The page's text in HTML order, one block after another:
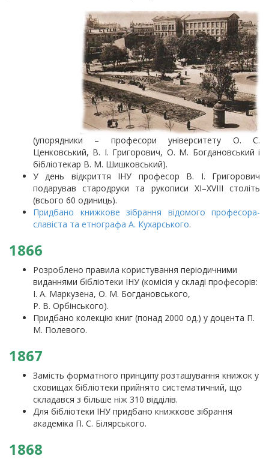
(упорядники – професори університету О. С.
Ценковський, В. І. Григорович, О. М. Богдановський і
бібліотекар В. М. Шишковський).
У день відкриття ІНУ професор В. І. Григорович
подарував стародруки та рукописи XI–XVIII століть
(всього 60 одиниць).
Придбано книжкове зібрання відомого професора-
славіста та етнографа А. Кухарського.
1866
Розроблено правила користування періодичними
виданнями бібліотеки ІНУ (комісія у складі професорів:
І. А. Маркузена, О. М. Богдановського,
Р. В. Орбінського).
Придбано колекцію книг (понад 2000 од.) у доцента П.
М. Полевого.
1867
Замість форматного принципу розташування книжок у
сховищах бібліотеки прийнято систематичний, що
складався з більше ніж 310 відділів.
Для бібліотеки ІНУ придбано книжкове зібрання
академіка П. С. Білярського.
1868